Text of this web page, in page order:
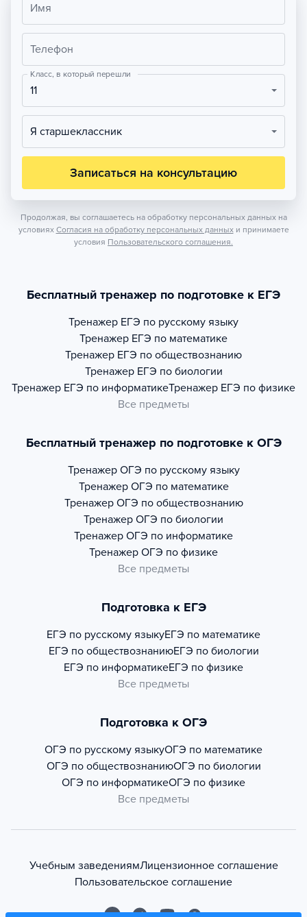
Имя
Телефон
Класс, в который перешли
11
Я старшеклассник
Записаться на консультацию
Продолжая, вы соглашаетесь на обработку персональных данных на
условиях Согласия на обработку персональных данных и принимаете
условия Пользовательского соглашения.
Бесплатный тренажер по подготовке к ЕГЭ
Тренажер ЕГЭ по русскому языку
Тренажер ЕГЭ по математике
Тренажер ЕГЭ по обществознанию
Тренажер ЕГЭ по биологии
Тренажер ЕГЭ по информатикеТренажер ЕГЭ по физике
Все предметы
Бесплатный тренажер по подготовке к ОГЭ
Тренажер ОГЭ по русскому языку
Тренажер ОГЭ по математике
Тренажер ОГЭ по обществознанию
Тренажер ОГЭ по биологии
Тренажер ОГЭ по информатике
Тренажер ОГЭ по физике
Все предметы
Подготовка к ЕГЭ
ЕГЭ по русскому языкуЕГЭ по математике
ЕГЭ по обществознаниюЕГЭ по биологии
ЕГЭ по информатикеЕГЭ по физике
Все предметы
Подготовка к ОГЭ
ОГЭ по русскому языкуОГЭ по математике
ОГЭ по обществознаниюОГЭ по биологии
ОГЭ по информатикеОГЭ по физике
Все предметы
Учебным заведениямЛицензионное соглашение
Пользовательское соглашение